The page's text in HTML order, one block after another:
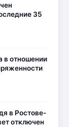
35
в отношении
в Ростове-
отключен